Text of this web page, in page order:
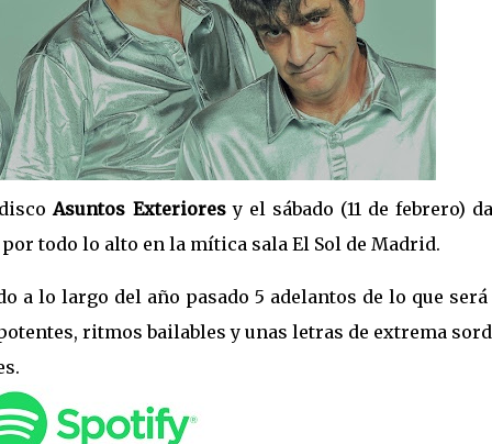
Asuntos Exterioresy el sábado (11 de febrero)
todo lo alto en la mítica sala El Sol de Madrid.
a lo largo del año pasado 5 adelantos de lo que será
ritmos bailables y unas letras de extrema